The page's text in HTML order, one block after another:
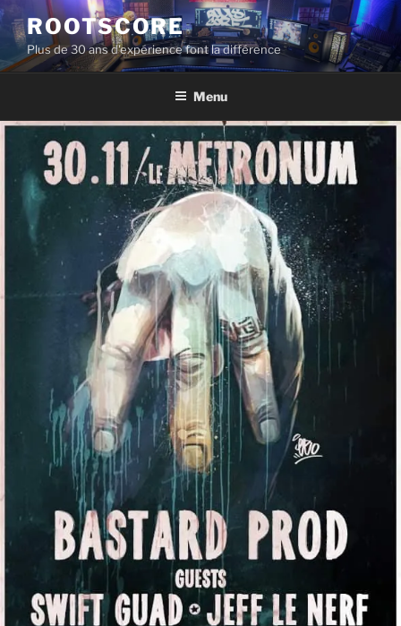
Aller
au
contenu
principal
ROOTSCORE
Plus de 30 ans d'expérience font la différence
Menu